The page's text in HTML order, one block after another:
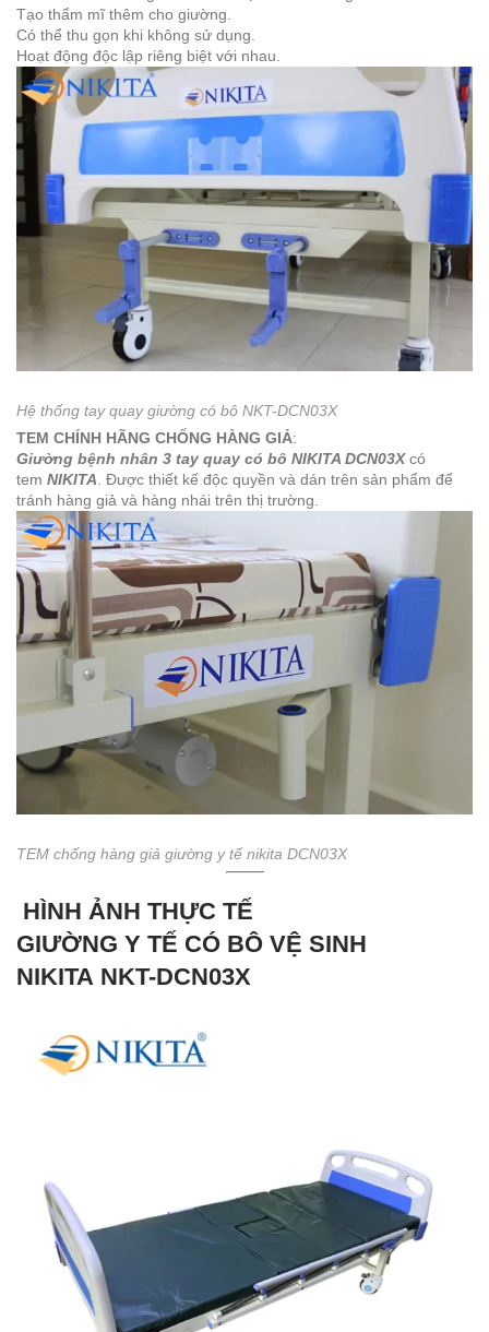
Tạo thẩm mĩ thêm cho giường.
Có thể thu gọn khi không sử dụng.
Hoạt động độc lập riêng biệt với nhau.
Hệ thống tay quay giường có bô NKT-DCN03X
TEM CHÍNH HÃNG CHỐNG HÀNG GIẢ:
Giường bệnh nhân 3 tay quay có bô NIKITA DCN03Xcó
tem NIKITA . Được thiết kế độc quyền và dán trên sản phẩm để
tránh hàng giả và hàng nhái trên thị trường.
TEM chống hàng giả giường y tế nikita DCN03X
HÌNH ẢNH THỰC TẾ
GIƯỜNG Y TẾ CÓ BÔ VỆ SINH
NIKITA NKT-DCN03X